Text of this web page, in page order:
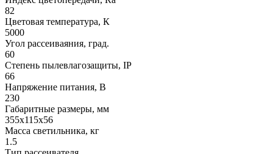
82
Цветовая температура, К
5000
Угол рассеиваяния, град.
60
Степень пылевлагозащиты, IP
66
Напряжение питания, В
230
Габаритные размеры, мм
355х115x56
Масса светильника, кг
1.5